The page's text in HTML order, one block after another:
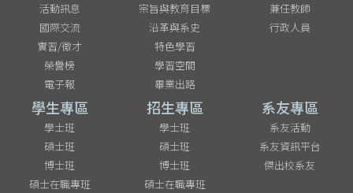
活動訊息
國際交流
實習/徵才
榮譽榜
電子報
宗旨與教育目標
沿革與系史
特色學習
學習空間
畢業出路
兼任教師
行政人員
學生專區
學士班
碩士班
博士班
碩士在職專班
招生專區
學士班
碩士班
博士班
碩士在職專班
系友專區
系友活動
系友資訊平台
傑出校系友